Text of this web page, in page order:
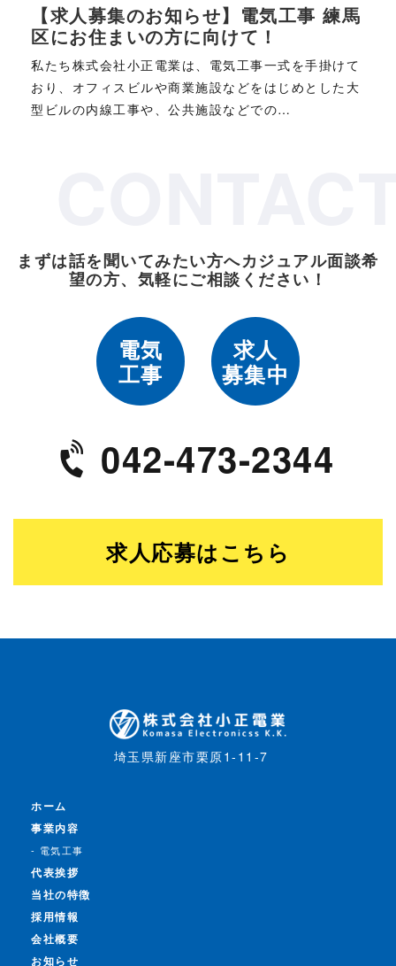
【求人募集のお知らせ】電気工事 練馬
区にお住まいの方に向けて！
私たち株式会社小正電業は、電気工事一式を手掛けて
おり、オフィスビルや商業施設などをはじめとした大
型ビルの内線工事や、公共施設などでの…
まずは話を聞いてみたい方へカジュアル面談希
望の方、気軽にご相談ください！
電気
工事
求人
募集中
042-473-2344
求人応募はこちら
埼玉県新座市栗原1-11-7
ホーム
事業内容
電気工事
代表挨拶
当社の特徴
採用情報
会社概要
お知らせ